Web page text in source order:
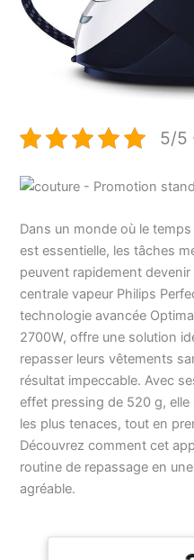
5/5
Dans un monde où le
est essentielle, les tâches
peuvent rapidement
centrale vapeur Philips
technologie avancée
2700W, offre une solution
repasser leurs vêtements
résultat impeccable. Avec
effet pressing de 520 g,
les plus tenaces, tout en
Découvrez comment cet
routine de repassage en
agréable.